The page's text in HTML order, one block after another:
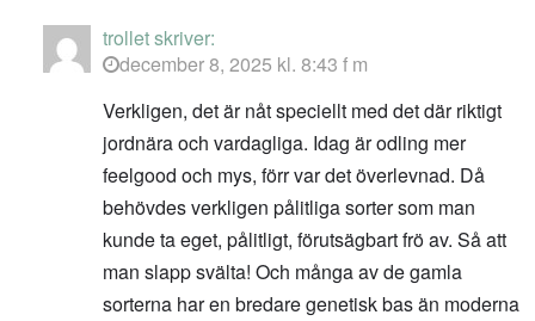
trolletskriver:
december 8, 2025 kl. 8:43 f m
Verkligen, det är nåt speciellt med det där riktigt
jordnära och vardagliga. Idag är odling mer
feelgood och mys, förr var det överlevnad. Då
behövdes verkligen pålitliga sorter som man
kunde ta eget, pålitligt, förutsägbart frö av. Så att
man slapp svälta! Och många av de gamla
sorterna har en bredare genetisk bas än moderna